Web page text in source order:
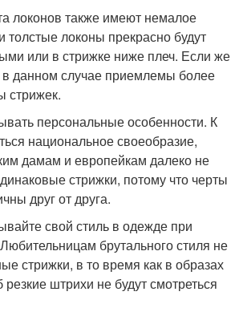
локонов также имеют немалое
толстые локоны прекрасно будут
или в стрижке ниже плеч. Если же
в данном случае приемлемы более
стрижек.
персональные особенности. К
национальное своеобразие,
дамам и европейкам далеко не
стрижки, потому что черты
друг от друга.
свой стиль в одежде при
брутального стиля не
стрижки, в то время как в образах
штрихи не будут смотреться